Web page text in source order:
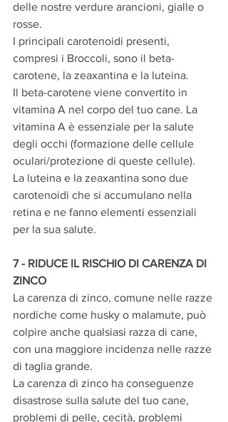
delle nostre verdure arancioni, gialle o
rosse.
I principali carotenoidi presenti,
compresi i Broccoli, sono il beta-
carotene, la zeaxantina e la luteina.
Il beta-carotene viene convertito in
vitamina A nel corpo del tuo cane. La
vitamina A è essenziale per la salute
degli occhi (formazione delle cellule
oculari/protezione di queste cellule).
La luteina e la zeaxantina sono due
carotenoidi che si accumulano nella
retina e ne fanno elementi essenziali
per la sua salute.
7 - RIDUCE IL RISCHIO DI CARENZA DI
ZINCO
La carenza di zinco, comune nelle razze
nordiche come husky o malamute, può
colpire anche qualsiasi razza di cane,
con una maggiore incidenza nelle razze
di taglia grande.
La carenza di zinco ha conseguenze
disastrose sulla salute del tuo cane,
problemi di pelle, cecità, problemi